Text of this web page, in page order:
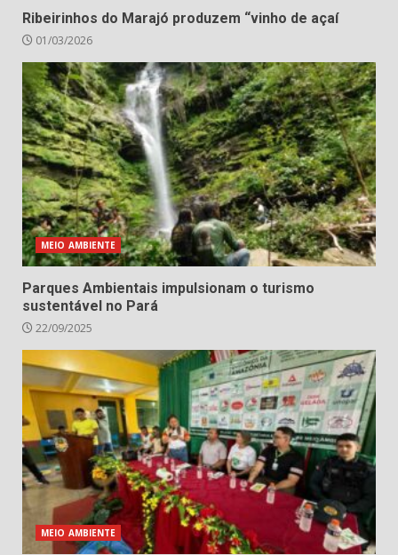
Ribeirinhos do Marajó produzem “vinho de açaí
01/03/2026
MEIO AMBIENTE
Parques Ambientais impulsionam o turismo
sustentável no Pará
22/09/2025
MEIO AMBIENTE